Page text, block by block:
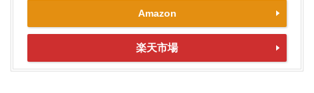
Amazon
楽天市場